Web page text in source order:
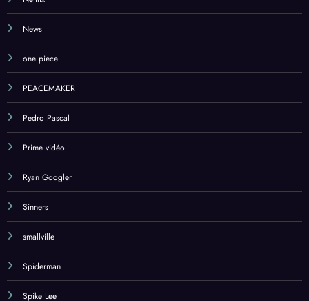
Netflix
News
one piece
PEACEMAKER
Pedro Pascal
Prime vidéo
Ryan Googler
Sinners
smallville
Spiderman